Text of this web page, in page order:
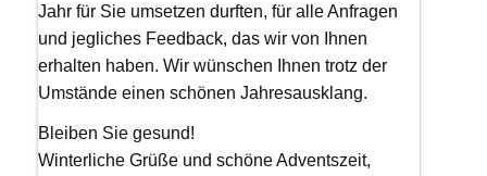
Jahr für Sie umsetzen durften, für alle Anfragen
und jegliches Feedback, das wir von Ihnen
erhalten haben. Wir wünschen Ihnen trotz der
Umstände einen schönen Jahresausklang.
Bleiben Sie gesund!
Winterliche Grüße und schöne Adventszeit,